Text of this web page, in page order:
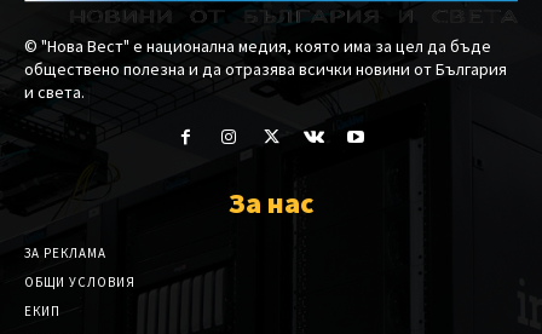
© "Нова Вест" е национална медия, която има за цел да бъде
обществено полезна и да отразява всички новини от България
и света.
За нас
ЗА РЕКЛАМА
ОБЩИ УСЛОВИЯ
ЕКИП